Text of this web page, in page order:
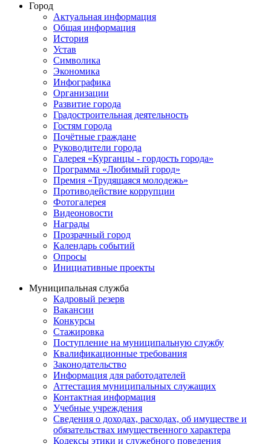
Город
Актуальная информация
Общая информация
История
Устав
Символика
Экономика
Инфографика
Организации
Развитие города
Градостроительная деятельность
Гостям города
Почётные граждане
Руководители города
Галерея «Курганцы - гордость города»
Программа «Любимый город»
Премия «Трудящаяся молодежь»
Противодействие коррупции
Фотогалерея
Видеоновости
Награды
Прозрачный город
Календарь событий
Опросы
Инициативные проекты
Муниципальная служба
Кадровый резерв
Вакансии
Конкурсы
Стажировка
Поступление на муниципальную службу
Квалификационные требования
Законодательство
Информация для работодателей
Аттестация муниципальных служащих
Контактная информация
Учебные учреждения
Сведения о доходах, расходах, об имуществе и
обязательствах имущественного характера
Кодексы этики и служебного поведения